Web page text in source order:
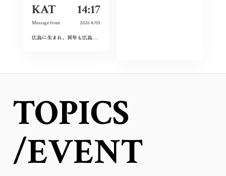
KAT 14:17
Message from 2026 8/05
広島に生まれ、何年も広島を離れて過ごしたけれど、なぜか、常に広島に対する想いは持ち続けていた。
TOPICS
/EVENT